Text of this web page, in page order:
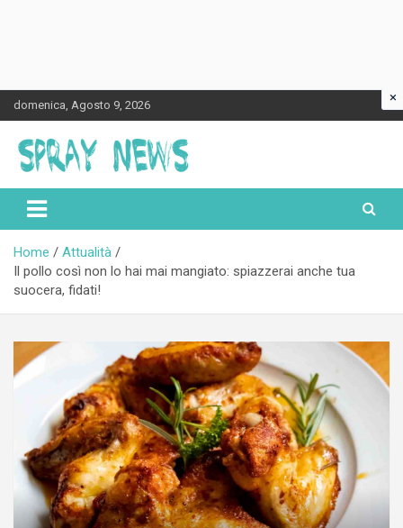
Skip
to
content
domenica, Agosto 9, 2026
Spraynews.it
Home
Attualità
Il pollo così non lo hai mai mangiato: spiazzerai anche tua
suocera, fidati!
×